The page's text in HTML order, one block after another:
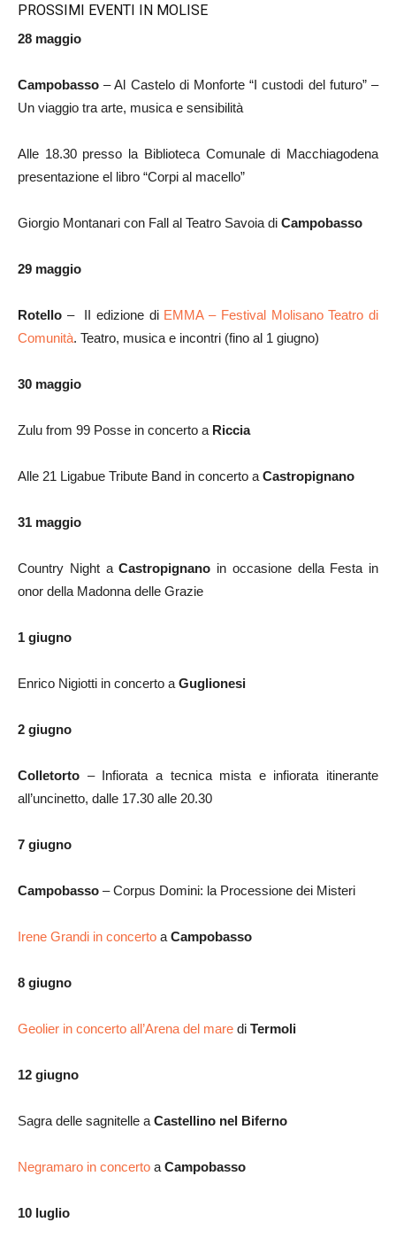
PROSSIMI EVENTI IN MOLISE
28 maggio
Campobasso – Al Castelo di Monforte “I custodi del futuro” –
Un viaggio tra arte, musica e sensibilità
Alle 18.30 presso la Biblioteca Comunale di Macchiagodena
presentazione el libro “Corpi al macello”
Giorgio Montanari con Fall al Teatro Savoia di Campobasso
29 maggio
Rotello – II edizione di EMMA – Festival Molisano Teatro di
Comunità. Teatro, musica e incontri (fino al 1 giugno)
30 maggio
Zulu from 99 Posse in concerto a Riccia
Alle 21 Ligabue Tribute Band in concerto a Castropignano
31 maggio
Country Night aCastropignano in occasione della Festa in
onor della Madonna delle Grazie
1 giugno
Enrico Nigiotti in concerto a Guglionesi
2 giugno
Colletorto – Infiorata a tecnica mista e infiorata itinerante
all’uncinetto, dalle 17.30 alle 20.30
7 giugno
Campobasso – Corpus Domini: la Processione dei Misteri
Irene Grandi in concerto a Campobasso
8 giugno
Geolier in concerto all’Arena del mare di Termoli
12 giugno
Sagra delle sagnitelle a Castellino nel Biferno
Negramaro in concerto a Campobasso
10 luglio